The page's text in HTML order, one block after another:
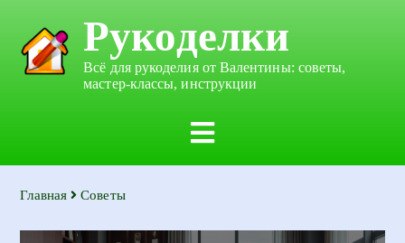
Рукоделки
Всё для рукоделия от Валентины: советы,
мастер-классы, инструкции
Главная Советы